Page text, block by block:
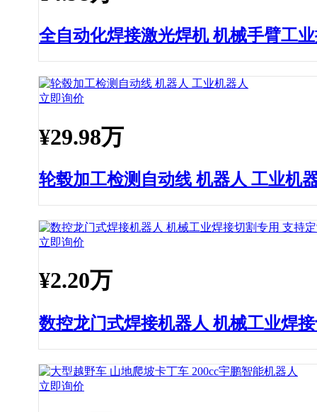
全自动化焊接激光焊机 机械手臂工
立即询价
¥29.98万
轮毂加工检测自动线 机器人 工业机
立即询价
¥2.20万
数控龙门式焊接机器人 机械工业焊
立即询价